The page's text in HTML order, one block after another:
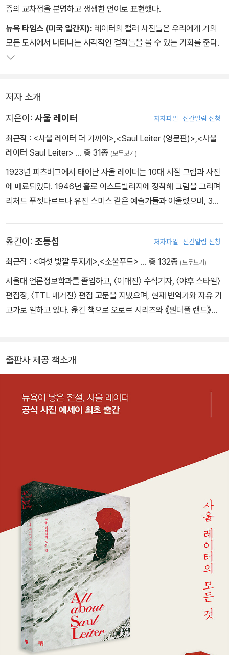
즘의 교차점을 분명하고 생생한 언어로 표현했다.
뉴욕 타임스 (미국 일간지): 레이터의 컬러 사진들은 우리에게 거의
모든 도시에서 나타나는 시각적인 걸작들을 볼 수 있는 기회를 준다.
저자 소개
지은이: 사울 레이터 저자파일 신간알림 신청
최근작 : <사울 레이터 더 가까이>,<Saul Leiter (영문판)>,<사울
레이터 Saul Leiter> … 총 31종 (모두보기)
1923년 피츠버그에서 태어난 사울 레이터는 10대 시절 그림과 사진
에 매료되었다. 1946년 홀로 이스트빌리지에 정착해 그림을 그리며
리처드 푸젯다르트나 유진 스미스 같은 예술가들과 어울렸으며, 35
게 된 사울 레이터는 흑백 사진이 주를 이루던 시대에 자신만의 신념
으로 회화적인 색감의 사진을 선보였으며, 2006년 예술서적 출판사
자로 재평가되었다.
옮긴이: 조동섭 저자파일 신간알림 신청
최근작 : <여섯 빛깔 무지개>,<소울푸드> … 총 132종 (모두보기)
서울대 언론정보학과를 졸업하고, 〈이매진〉 수석기자, 〈야후 스타일〉
편집장, 〈TTL 매거진〉 편집 고문을 지냈으며, 현재 번역가와 자유 기
고가로 일하고 있다. 옮긴 책으로 오로르 시리즈와 《원더풀 랜드》
《프로방스에 간 고양이》 《마술사 카터, 악마를 이기다》 《브로크백 마
장의 노트를 훔치다》 《일상 예술화 전략》 《매일매일 아티스트》 《아
웃사이더 예찬》 《심플 플랜》 《시간이 멈춰선 파리의 고서점》 《스피
출판사 제공 책소개